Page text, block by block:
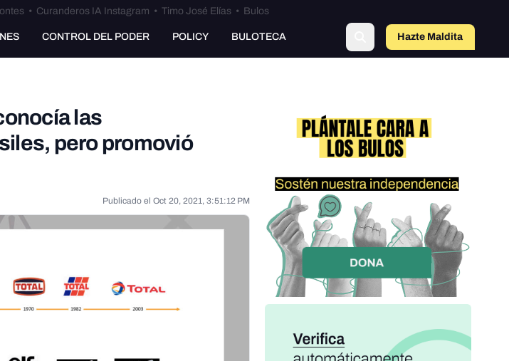
• Curanderos IA Instagram • Timo José Elías• Bulos
CONTROL DEL PODER POLICY BULOTECA Hazte Maldito
a
las
pero promovió
Publicado el Oct 20, 2021, 3:51:12 PM